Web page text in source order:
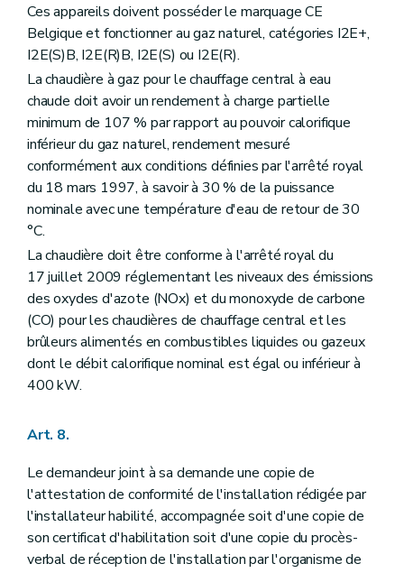
Ces appareils doivent posséder le marquage CE
Belgique et fonctionner au gaz naturel, catégories I2E+,
I2E(S)B, I2E(R)B, I2E(S) ou I2E(R).
La chaudière à gaz pour le chauffage central à eau
chaude doit avoir un rendement à charge partielle
minimum de 107 % par rapport au pouvoir calorifique
inférieur du gaz naturel, rendement mesuré
conformément aux conditions définies par l'arrêté royal
du 18 mars 1997, à savoir à 30 % de la puissance
nominale avec une température d'eau de retour de 30
°C.
La chaudière doit être conforme à l'arrêté royal du
17 juillet 2009 réglementant les niveaux des émissions
des oxydes d'azote (NOx) et du monoxyde de carbone
(CO) pour les chaudières de chauffage central et les
brûleurs alimentés en combustibles liquides ou gazeux
dont le débit calorifique nominal est égal ou inférieur à
400 kW.
Art. 8.
Le demandeur joint à sa demande une copie de
l'attestation de conformité de l'installation rédigée par
l'installateur habilité, accompagnée soit d'une copie de
son certificat d'habilitation soit d'une copie du procès-
verbal de réception de l'installation par l'organisme de